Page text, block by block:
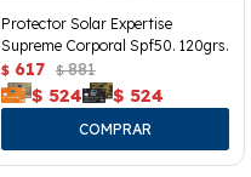
Protector Solar Expertise
Supreme Corporal Spf50. 120grs.
$ 617 $ 881
$ 524 $ 524